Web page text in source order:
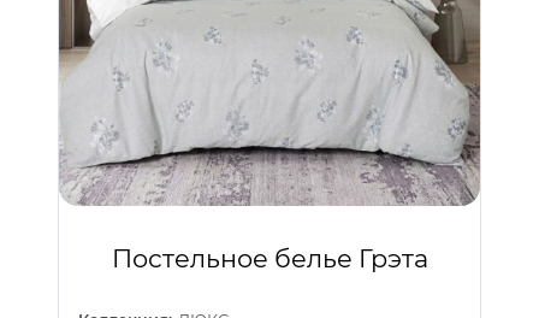
Постельное белье Грэта